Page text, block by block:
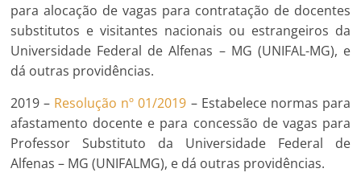
para alocação de vagas para contratação de docentes
substitutos e visitantes nacionais ou estrangeiros da
Universidade Federal de Alfenas – MG (UNIFAL-MG), e
dá outras providências.
2019 – Resolução nº 01/2019 – Estabelece normas para
afastamento docente e para concessão de vagas para
Professor Substituto da Universidade Federal de
Alfenas – MG (UNIFALMG), e dá outras providências.